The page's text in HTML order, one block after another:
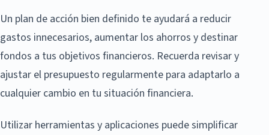
Un plan de acción bien definido te ayudará a reducir
gastos innecesarios, aumentar los ahorros y destinar
fondos a tus objetivos financieros. Recuerda revisar y
ajustar el presupuesto regularmente para adaptarlo a
cualquier cambio en tu situación financiera.
Utilizar herramientas y aplicaciones puede simplificar